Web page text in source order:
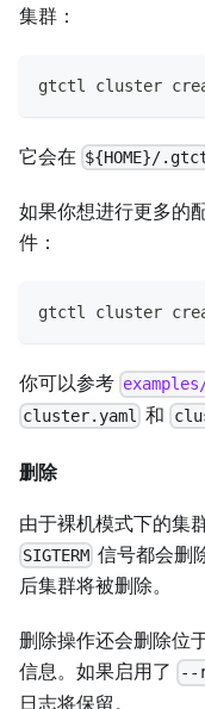
集群：
gtctl cluster
它会在 ${HOME}/
如果你想进行更多的
件：
gtctl cluster
你可以参考
cluster.yaml 和
删除
由于裸机模式下的集
SIGTERM 信号都会删
后集群将被删除。
删除操作还会删除位
信息。如果启用了
--
日志将保留。